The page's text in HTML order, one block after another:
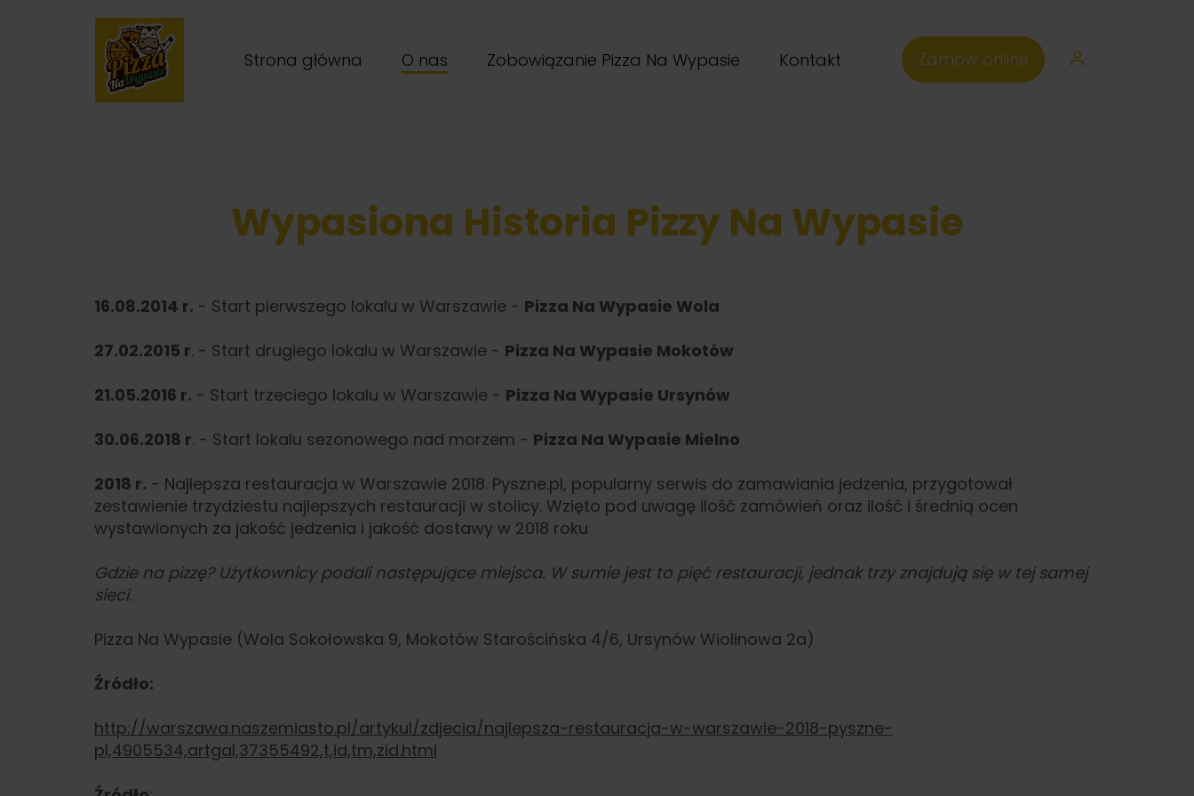
Strona główna O nas Zobowiązanie Pizza Na Wypasie Kontakt Zamów online
Wypasiona Historia Pizzy Na Wypasie
16.08.2014 r. - Start pierwszego lokalu w Warszawie - Pizza Na Wypasie Wola
27.02.2015 r. - Start drugiego lokalu w Warszawie - Pizza Na Wypasie Mokotów
21.05.2016 r. - Start trzeciego lokalu w Warszawie - Pizza Na Wypasie Ursynów
30.06.2018 r. - Start lokalu sezonowego nad morzem - Pizza Na Wypasie Mielno
2018 r. - Najlepsza restauracja w Warszawie 2018. Pyszne.pl, popularny serwis do zamawiania jedzenia, przygotował
zestawienie trzydziestu najlepszych restauracji w stolicy. Wzięto pod uwagę ilość zamówień oraz ilość i średnią ocen
wystawionych za jakość jedzenia i jakość dostawy w 2018 roku
Gdzie na pizzę? Użytkownicy podali następujące miejsca. W sumie jest to pięć restauracji, jednak trzy znajdują się w tej samej
sieci.
Pizza Na Wypasie (Wola Sokołowska 9, Mokotów Starościńska 4/6, Ursynów Wiolinowa 2a)
Źródło:
http://warszawa.naszemiasto.pl/artykul/zdjecia/najlepsza-restauracja-w-warszawie-2018-pyszne-
pl,4905534,artgal,37355492,t,id,tm,zid.html